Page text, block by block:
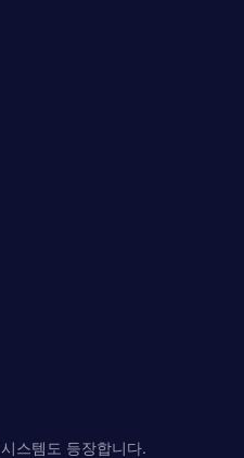
스템도 등장합니다.